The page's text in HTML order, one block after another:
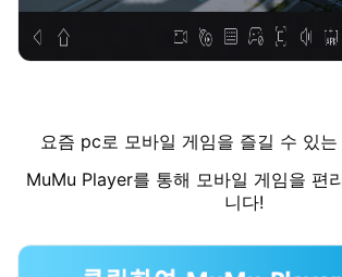
요즘 pc로 모바일 게임을 즐길 수 있
MuMu Player를 통해 모바일 게임을 편
니다!